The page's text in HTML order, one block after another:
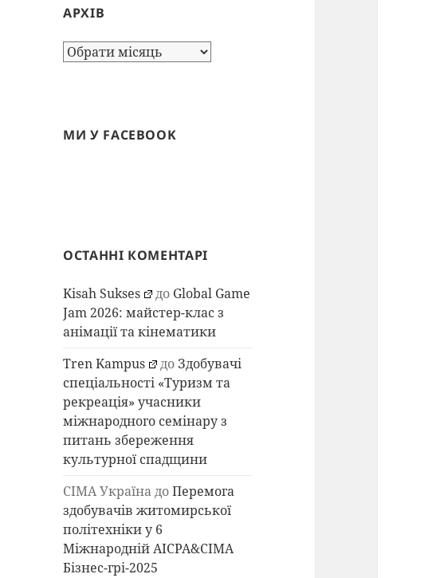
АРХІВ
Архів
МИ У FACEBOOK
ОСТАННІ КОМЕНТАРІ
Kisah Sukses до Global Game
Jam 2026: майстер-клас з
анімації та кінематики
Tren Kampus
доЗдобувачі
спеціальності «Туризм та
рекреація» учасники
міжнародного семінару з
питань збереження
культурної спадщини
СІМА УкраїнадоПеремога
здобувачів житомирської
політехніки у 6
Міжнародній AICPA&СІМА
Бізнес-грі-2025